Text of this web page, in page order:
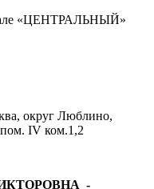
«ЦЕНТРАЛЬНЫЙ»
округ Люблино,
IV ком.1,2
-